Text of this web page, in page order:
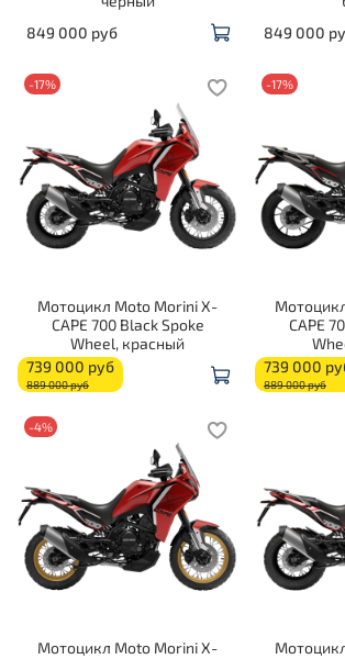
849 000 руб
849 000
-17%
Мотоцикл Moto Morini X-
CAPE 700 Black Spoke
Wheel, красный
739 000 руб
889 000 руб
-17%
CAPE
739 000
889 000 руб
-4%
Мотоцикл Moto Morini X-